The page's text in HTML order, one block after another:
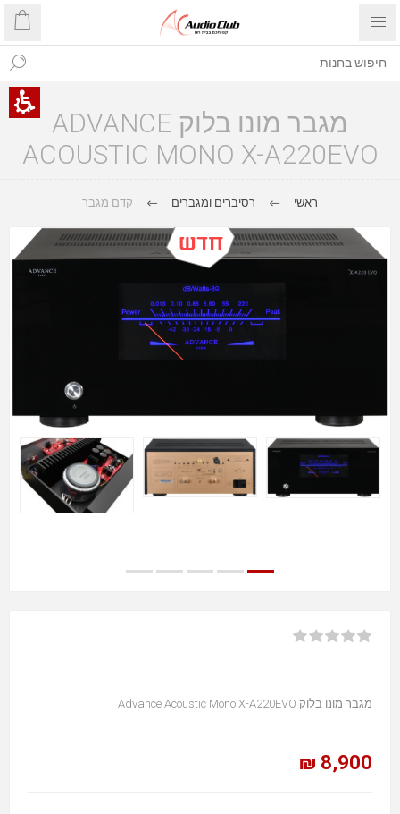
מגבר מונו בלוק ADVANCE
ACOUSTIC MONO X-A220EVO
ראשי רסיברים ומגברים קדם מגבר
מגבר מונו בלוק Advance Acoustic Mono X-A220EVO
8,900 ₪